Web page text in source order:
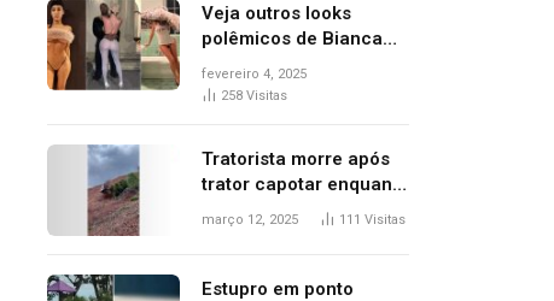
Veja outros looks
polêmicos de Bianca
Censori, esposa de
Kanye West que
fevereiro 4, 2025
258 Visitas
Tratorista morre após
trator capotar enquanto
removia vegetação em
março 12, 2025 111 Visitas
Estupro em ponto